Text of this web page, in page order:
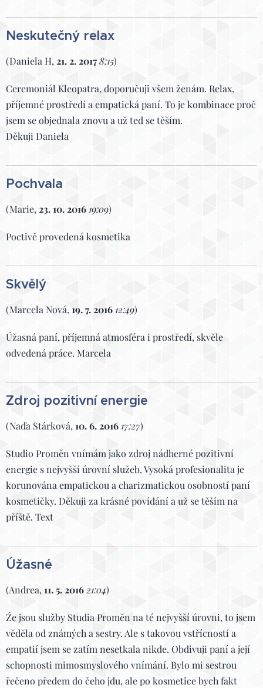
Neskutečný relax
(Daniela H,21. 2. 20178:15)
Ceremoniál Kleopatra, doporučuji všem ženám. Relax,
příjemné prostředí a empatická paní. To je kombinace proč
jsem se objednala znovu a už ted se těším.
Děkuji Daniela
Pochvala
(Marie,23. 10. 2016 19:09)
Poctivě provedená kosmetika
Skvělý
(Marcela Nová,19. 7. 2016 12:49)
Úžasná paní, příjemná atmosféra i prostředí, skvěle
odvedená práce. Marcela
Zdroj pozitivní energie
(Naďa Stárková,10. 6. 2016 17:27)
Studio Proměn vnímám jako zdroj nádherné pozitivní
energie s nejvyšší úrovní služeb. Vysoká profesionalita je
korunována empatickou a charizmatickou osobností paní
kosmetičky. Děkuji za krásné povídání a už se těším na
příště. Text
Úžasné
(Andrea,11. 5. 201621:04)
Źe jsou služby Studia Proměn na té nejvyšší úrovni, to jsem
věděla od známých a sestry. Ale s takovou vstřícností a
empatií jsem se zatím nesetkala nikde. Obdivuji paní a její
schopnosti mimosmyslového vnímání. Bylo mi sestrou
řečeno předem do čeho jdu, ale po kosmetice bych fakt